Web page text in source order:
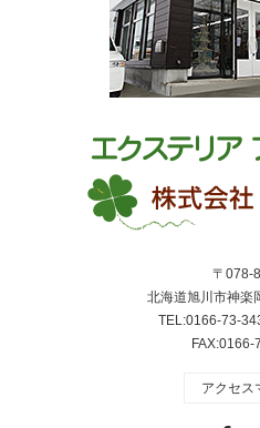
〒078-
北海道旭川市神楽
TEL:0166-73-
FAX:0166-
アクセス